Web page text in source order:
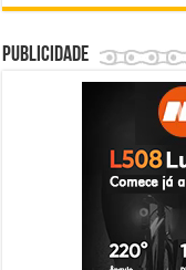
Publicidade